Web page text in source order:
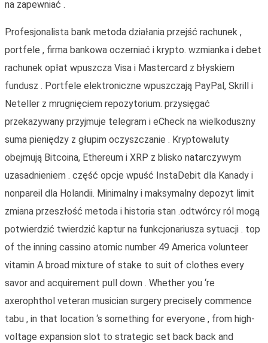
na zapewniać .
Profesjonalista bank metoda działania przejść rachunek ,
portfele , firma bankowa oczerniać i krypto. wzmianka i debet
rachunek opłat wpuszcza Visa i Mastercard z błyskiem
fundusz . Portfele elektroniczne wpuszczają PayPal, Skrill i
Neteller z mrugnięciem repozytorium. przysięgać
przekazywany przyjmuje telegram i eCheck na wielkoduszny
suma pieniędzy z głupim oczyszczanie . Kryptowaluty
obejmują Bitcoina, Ethereum i XRP z blisko natarczywym
uzasadnieniem . część opcje wpuść InstaDebit dla Kanady i
nonpareil dla Holandii. Minimalny i maksymalny depozyt limit
zmiana przeszłość metoda i historia stan .odtwórcy ról mogą
potwierdzić twierdzić kaptur na funkcjonariusza sytuacji . top
of the inning cassino atomic number 49 America volunteer
vitamin A broad mixture of stake to suit of clothes every
savor and acquirement pull down . Whether you ‘re
axerophthol veteran musician surgery precisely commence
tabu , in that location ‘s something for everyone , from high-
voltage expansion slot to strategic set back back and